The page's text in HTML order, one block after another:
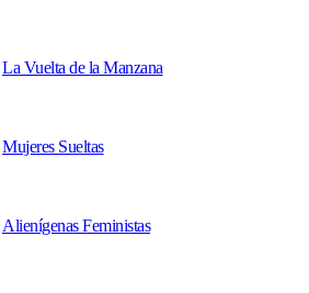
La Vuelta de la Manzana
Mujeres Sueltas
Alienígenas Feministas